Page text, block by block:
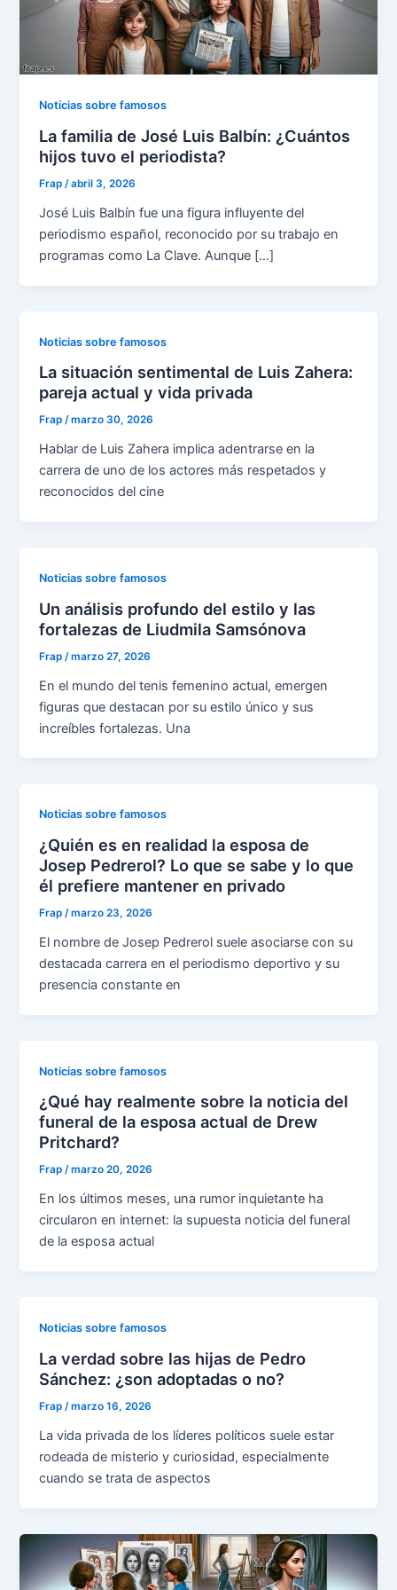
Noticias sobre famosos
La familia de José Luis Balbín: ¿Cuántos
hijos tuvo el periodista?
Frap/abril 3, 2026
José Luis Balbín fue una figura influyente del
periodismo español, reconocido por su trabajo en
programas como La Clave. Aunque […]
Noticias sobre famosos
La situación sentimental de Luis Zahera:
pareja actual y vida privada
Frap/marzo 30, 2026
Hablar de Luis Zahera implica adentrarse en la
carrera de uno de los actores más respetados y
reconocidos del cine
Noticias sobre famosos
Un análisis profundo del estilo y las
fortalezas de Liudmila Samsónova
Frap /marzo 27, 2026
En el mundo del tenis femenino actual, emergen
figuras que destacan por su estilo único y sus
increíbles fortalezas. Una
Noticias sobre famosos
¿Quién es en realidad la esposa de
Josep Pedrerol? Lo que se sabe y lo que
él prefiere mantener en privado
Frap/marzo 23, 2026
El nombre de Josep Pedrerol suele asociarse con su
destacada carrera en el periodismo deportivo y su
presencia constante en
Noticias sobre famosos
¿Qué hay realmente sobre la noticia del
funeral de la esposa actual de Drew
Pritchard?
Frap/marzo 20, 2026
En los últimos meses, una rumor inquietante ha
circularon en internet: la supuesta noticia del funeral
de la esposa actual
Noticias sobre famosos
La verdad sobre las hijas de Pedro
Sánchez: ¿son adoptadas o no?
Frap /marzo 16, 2026
La vida privada de los líderes políticos suele estar
rodeada de misterio y curiosidad, especialmente
cuando se trata de aspectos